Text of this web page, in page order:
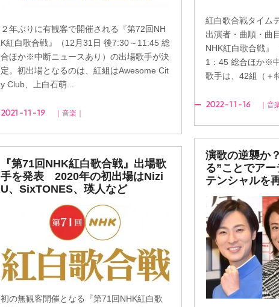
紅白歌合戦タイム
出演者・曲順・曲
NHK紅白歌合戦
1：45 総合ほか※
歌手は、42組（＋
2022-11-16 ｜音
２年ぶりに有観客で開催される『第72回NH
K紅白歌合戦』（12月31日 後7:30～11:45 総
合ほか※中断ニュースあり）の出場歌手が決
定。初出場となるのは、紅組はAwesome Cit
y Club、上白石萌...
2021-11-19 ｜音楽｜
演歌の逆襲か
る”ことでア
テンシャルを
『第71回NHK紅白歌合戦』出場歌
手を発表 2020年の初出場はNizi
U、SixTONES、瑛人など
初の無観客開催となる『第71回NHK紅白歌